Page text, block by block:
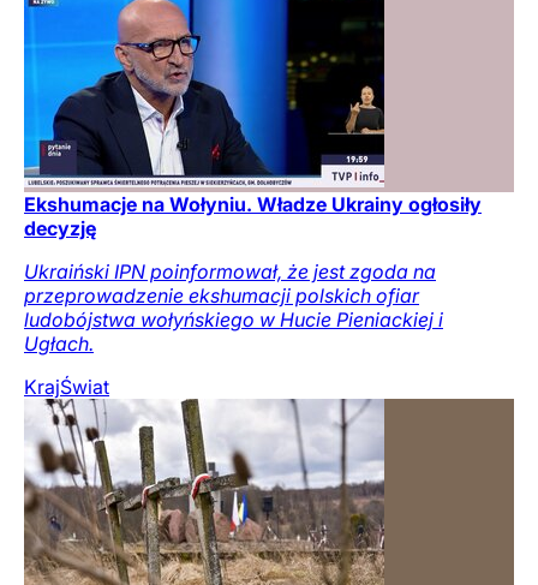
Ekshumacje na Wołyniu. Władze Ukrainy ogłosiły
decyzję
Ukraiński IPN poinformował, że jest zgoda na
przeprowadzenie ekshumacji polskich ofiar
ludobójstwa wołyńskiego w Hucie Pieniackiej i
Ugłach.
KrajŚwiat